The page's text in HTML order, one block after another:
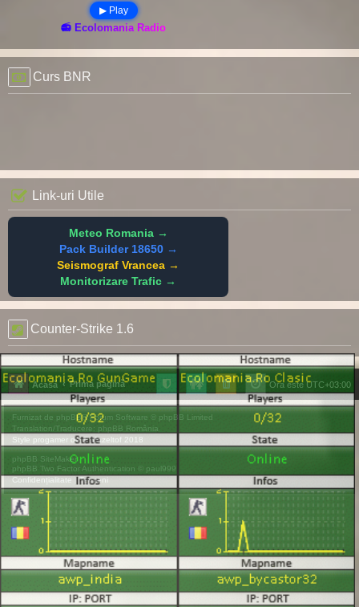
▶ Play
📻 Ecolomania Radio
Curs BNR
Link-uri Utile
Meteo Romania →
Pack Builder 18650 →
Seismograf Vrancea →
Monitorizare Trafic →
Counter-Strike 1.6
Acasă Prima pagină Ora este UTC+03:00
Furnizat de phpBB® Forum Software © phpBB Limited
Translation/Traducere: phpBB România
Style progamer de ©Mazeltof 2018
phpBB SiteMaker
phpBB Two Factor Authentication © paul999
Confidențialitate |Termeni